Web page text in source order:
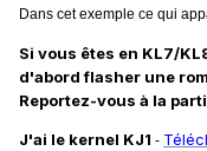
Dans cet exemple ce qui
Si vous êtes en KL7/
d'abord flasher une
Reportez-vous à la
J'ai le kernel KJ1 -